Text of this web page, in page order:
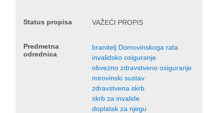
Status propisa VAŽEĆI PROPIS
Predmetna
odrednica
branitelj Domovinskoga rata
invalidsko osiguranje
obvezno zdravstveno osiguranje
mirovinski sustav
zdravstvena skrb
skrb za invalide
doplatak za njegu